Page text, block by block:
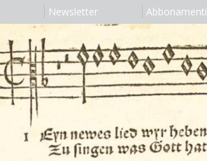
Newsletter Abbonamenti